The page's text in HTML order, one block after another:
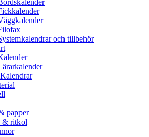
och tillbehör
papper
& ritkol